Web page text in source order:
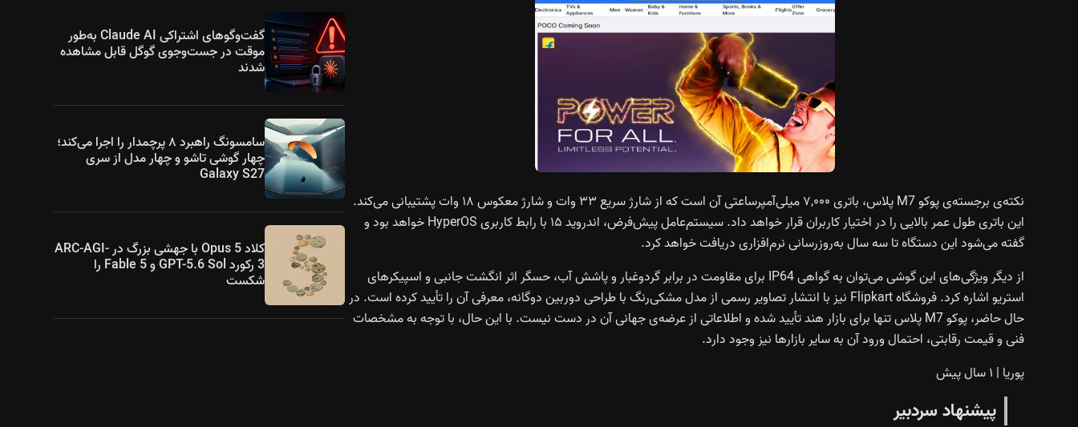
نکته‌ی برجسته‌ی پوکو M7 پلاس، باتری ۷,۰۰۰ میلی‌آمپرساعتی آن است که از شارژ سریع ۳۳ وات و شارژ معکوس ۱۸ وات پشتیبانی می‌کند.
این باتری طول عمر بالایی را در اختیار کاربران قرار خواهد داد. سیستم‌عامل پیش‌فرض، اندروید ۱۵ با رابط کاربری HyperOS خواهد بود و
گفته می‌شود این دستگاه تا سه سال به‌روزرسانی نرم‌افزاری دریافت خواهد کرد.
از دیگر ویژگی‌های این گوشی می‌توان به گواهی IP64 برای مقاومت در برابر گردوغبار و پاشش آب، حسگر اثر انگشت جانبی و اسپیکرهای
استریو اشاره کرد. فروشگاه Flipkart نیز با انتشار تصاویر رسمی از مدل مشکی‌رنگ با طراحی دوربین دوگانه، معرفی آن را تأیید کرده است. در
حال حاضر، پوکو M7 پلاس تنها برای بازار هند تأیید شده و اطلاعاتی از عرضه‌ی جهانی آن در دست نیست. با این حال، با توجه به مشخصات
فنی و قیمت رقابتی، احتمال ورود آن به سایر بازارها نیز وجود دارد.
پوریا | ۱ سال پیش
پیشنهاد سردبیر
گفت‌وگوهای اشتراکی Claude AI به‌طور
موقت در جست‌وجوی گوگل قابل مشاهده
شدند
سامسونگ راهبرد ۸ پرچمدار را اجرا می‌کند؛
چهار گوشی تاشو و چهار مدل از سری
Galaxy S27
کلاد Opus 5 با جهشی بزرگ در ARC-AGI-
3 رکورد GPT-5.6 Sol و Fable 5 را
شکست